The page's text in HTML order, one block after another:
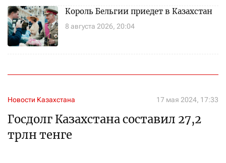
8 августа 2026, 20:04
Король Бельгии приедет в Казахстан
Новости Казахстана 17 мая 2024, 17:33
Госдолг Казахстана составил 27,2
трлн тенге